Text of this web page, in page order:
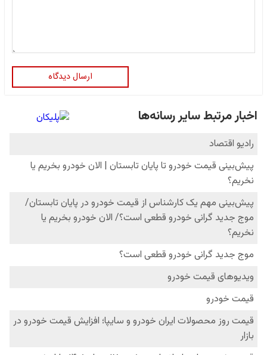
ارسال دیدگاه